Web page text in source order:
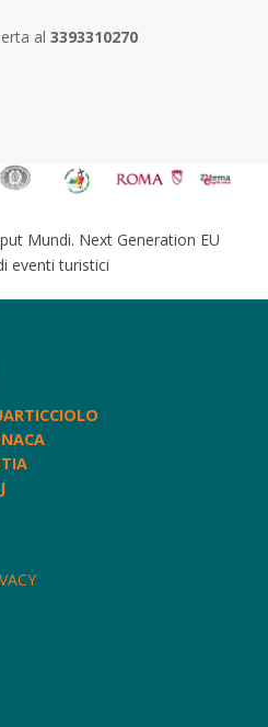
al 3393310270
Mundi. Next Generation EU
eventi turistici